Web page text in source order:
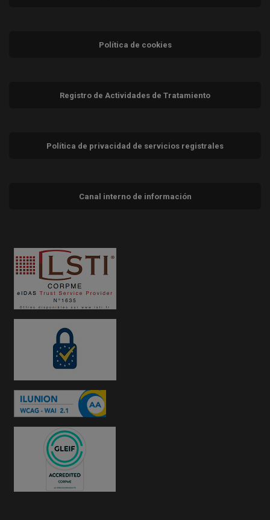
Política de cookies
Registro de Actividades de Tratamiento
Política de privacidad de servicios registrales
Canal interno de información